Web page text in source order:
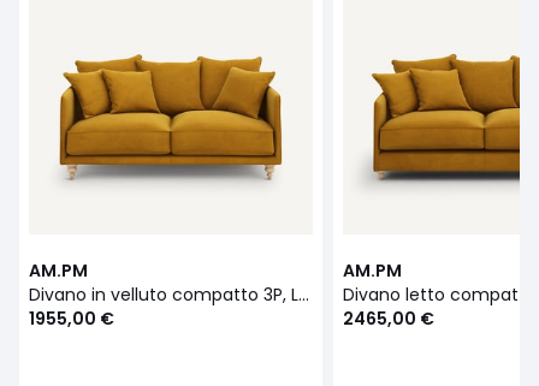
AM.PM
Divano in velluto compatto 3P, Lazare
1955,00 €
AM.PM
2465,00 €